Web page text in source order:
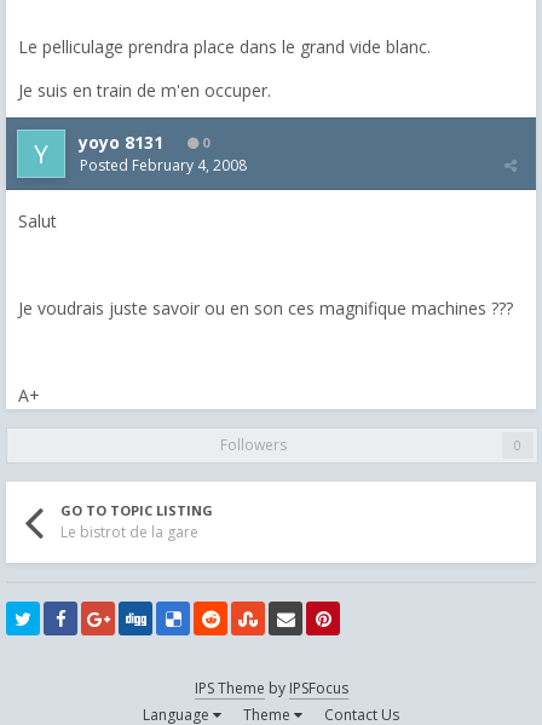
Le pelliculage prendra place dans le grand vide blanc.
Je suis en train de m'en occuper.
yoyo 8131 0
Posted February 4, 2008
Salut
Je voudrais juste savoir ou en son ces magnifique machines ???
A+
Followers 0
GO TO TOPIC LISTING
Le bistrot de la gare
IPS Theme by IPSFocus
Language
Theme Contact Us